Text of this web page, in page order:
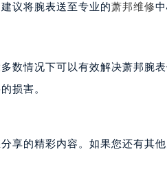
区浑江大街萧邦售后服务中心（
区河南街萧邦售后服务中心（需
华街道梅河大街萧邦售后服务
区紫气大路与南九经街交汇处
市解放路萧邦售后服务中心（
区站前街萧邦售后服务中心（需
议将腕表送至专业的萧邦维修
数情况下可以有效解决萧邦腕
损害。
享的精彩内容。如果您还有其